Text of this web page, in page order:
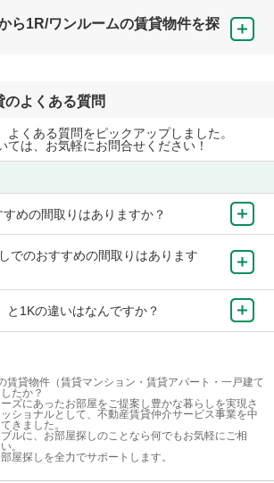
ら1R/ワンルームの賃貸物件を探
のよくある質問
よくある質問をピックアップしました。
ては、お気軽にお問合せください！
めの間取りはありますか？
でのおすすめの間取りはあります
と1Kの違いはなんですか？
賃貸物件（賃貸マンション・賃貸アパート・一戸建て
たか？
ズにあったお部屋をご提案し豊かな暮らしを実現さ
ショナルとして、不動産賃貸仲介サービス事業を中
きました。
ルに、お部屋探しのことなら何でもお気軽にご相
。
屋探しを全力でサポートします。